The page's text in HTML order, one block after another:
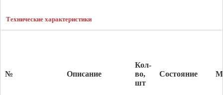
Технические характеристики
№ Описание
Кол-
во,
шт
Состояние